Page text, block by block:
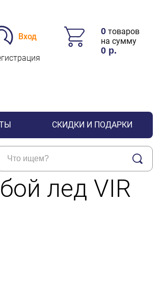
Вход
0 товаров
на сумму
0 р.
СКИДКИ И ПОДАРКИ
лед VIR